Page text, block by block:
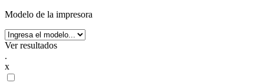
Modelo de la impresora
Ver resultados
.
x